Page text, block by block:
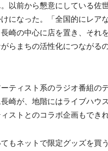
以前から懇意にしている佐
になった。「全国的にレア
崎の中心に店を置き、それ
らまちの活性化につながる
ティスト系のラジオ番組の
崎が、地階にはライブハウ
ストとのコラボ企画もでき
もネットで限定グッズを買